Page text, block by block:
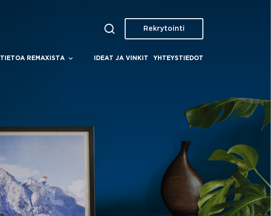
Rekrytointi
TIETOA REMAXISTA IDEAT JA VINKIT YHTEYSTIEDOT